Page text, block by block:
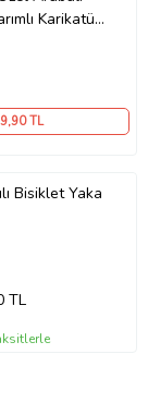
Karikatür
Hediyesi
,90 TL
Bisiklet Yaka
TL